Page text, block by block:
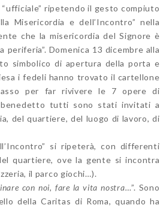
ripetendo il gesto compiuto
Misericordia e dell’Incontro” nella
che la misericordia del Signore è
Domenica 13 dicembre alla
simbolico di apertura della porta e
i fedeli hanno trovato il cartellone
per far rivivere le 7 opere di
benedetto tutti sono stati invitati a
del quartiere, del luogo di lavoro, di
si ripeterà, con differenti
quartiere, ove la gente si incontra
il parco giochi…).
con noi, fare la vita nostra…”. Sono
della Caritas di Roma, quando ha